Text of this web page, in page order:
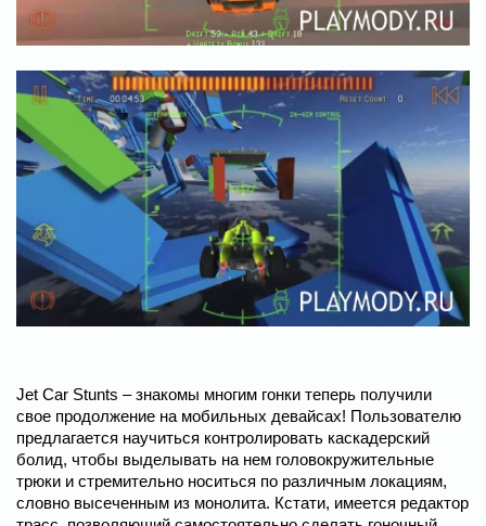
Jet Car Stunts – знакомы многим гонки теперь получили
свое продолжение на мобильных девайсах! Пользователю
предлагается научиться контролировать каскадерский
болид, чтобы выделывать на нем головокружительные
трюки и стремительно носиться по различным локациям,
словно высеченным из монолита. Кстати, имеется редактор